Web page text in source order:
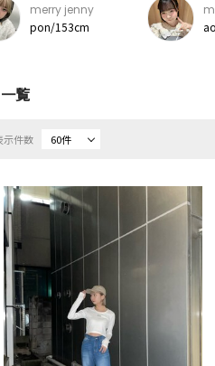
merry jenny
pon/153cm
覧
示件数 60件